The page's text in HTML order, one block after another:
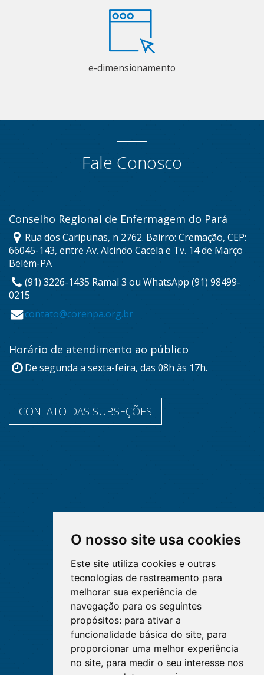
O nosso site usa cookies
Este site utiliza cookies e outras
tecnologias de rastreamento para
melhorar sua experiência de
navegação para os seguintes
propósitos: para ativar a
funcionalidade básica do site, para
proporcionar uma melhor experiência
no site, para medir o seu interesse nos
e-dimensionamento
Fale Conosco
Conselho Regional de Enfermagem do Pará
Rua dos Caripunas, n 2762. Bairro: Cremação, CEP:
66045-143, entre Av. Alcindo Cacela e Tv. 14 de Março
Belém-PA
(91) 3226-1435 Ramal 3 ou WhatsApp (91) 98499-
0215
contato@corenpa.org.br
Horário de atendimento ao público
De segunda a sexta-feira, das 08h às 17h.
CONTATO DAS SUBSEÇÕES